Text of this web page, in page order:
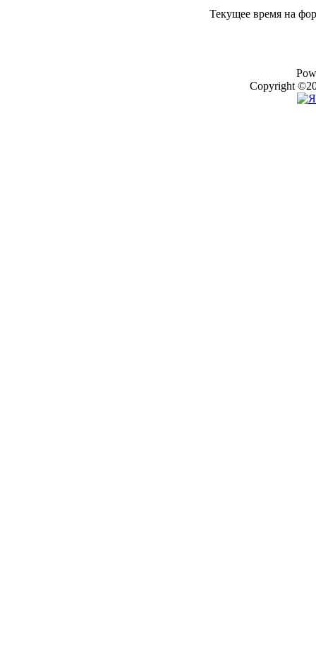
Текущее время на
Copyright